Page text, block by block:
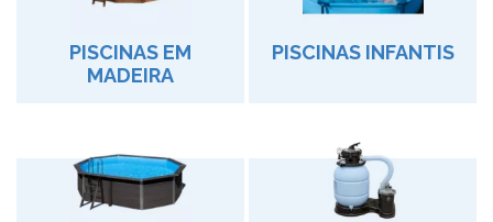
PISCINAS EM
MADEIRA
PISCINAS INFANTIS